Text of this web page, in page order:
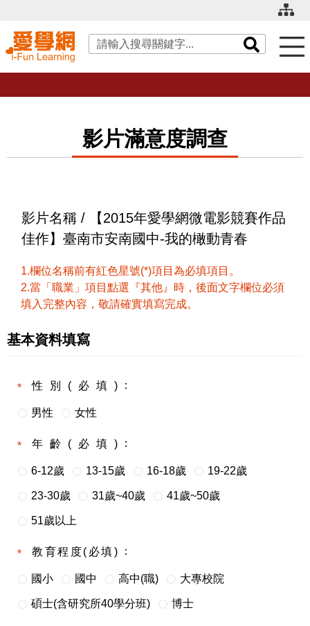
關鍵字搜尋
影片滿意度調查
影片名稱 / 【2015年愛學網微電影競賽作品
佳作】臺南市安南國中-我的橄動青春
1.欄位名稱前有紅色星號(*)項目為必填項目。
2.當「職業」項目點選『其他』時，後面文字欄位必須
填入完整內容，敬請確實填寫完成。
基本資料填寫
性別(必填)
男性 女性
年齡(必填)
6-12歲 13-15歲 16-18歲 19-22歲
23-30歲 31歲~40歲 41歲~50歲
51歲以上
教育程度(必填)
國小 國中 高中(職) 大專校院
碩士(含研究所40學分班) 博士